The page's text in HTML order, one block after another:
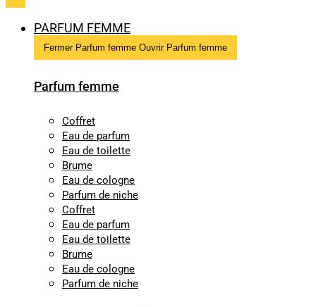
PARFUM FEMME
Fermer Parfum femme Ouvrir Parfum femme
Parfum femme
Coffret
Eau de parfum
Eau de toilette
Brume
Eau de cologne
Parfum de niche
Coffret
Eau de parfum
Eau de toilette
Brume
Eau de cologne
Parfum de niche